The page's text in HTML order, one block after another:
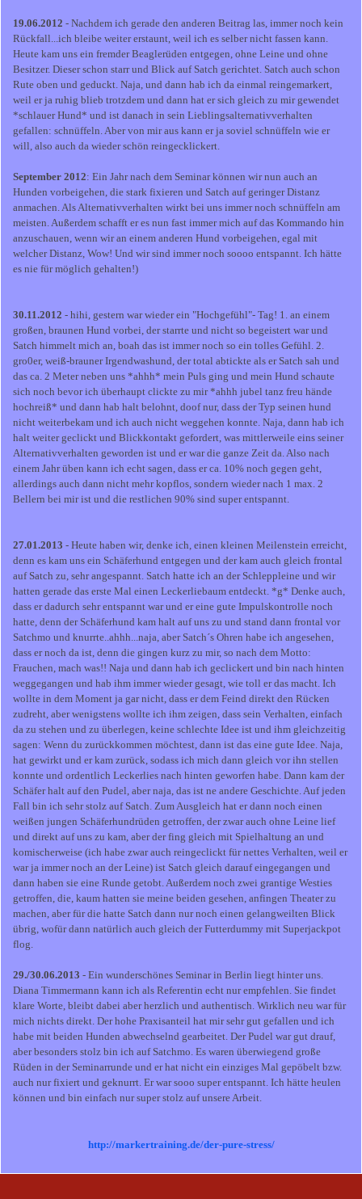
19.06.2012 - Nachdem ich gerade den anderen Beitrag las, immer noch kein
Rückfall...ich bleibe weiter erstaunt, weil ich es selber nicht fassen kann.
Heute kam uns ein fremder Beaglerüden entgegen, ohne Leine und ohne
Besitzer. Dieser schon starr und Blick auf Satch gerichtet. Satch auch schon
Rute oben und geduckt. Naja, und dann hab ich da einmal reingemarkert,
weil er ja ruhig blieb trotzdem und dann hat er sich gleich zu mir gewendet
*schlauer Hund* und ist danach in sein Lieblingsalternativverhalten
gefallen: schnüffeln. Aber von mir aus kann er ja soviel schnüffeln wie er
will, also auch da wieder schön reingecklickert.
September 2012: Ein Jahr nach dem Seminar können wir nun auch an
Hunden vorbeigehen, die stark fixieren und Satch auf geringer Distanz
anmachen. Als Alternativverhalten wirkt bei uns immer noch schnüffeln am
meisten. Außerdem schafft er es nun fast immer mich auf das Kommando hin
anzuschauen, wenn wir an einem anderen Hund vorbeigehen, egal mit
welcher Distanz, Wow! Und wir sind immer noch soooo entspannt. Ich hätte
es nie für möglich gehalten!)
30.11.2012 - hihi, gestern war wieder ein "Hochgefühl"- Tag! 1. an einem
großen, braunen Hund vorbei, der starrte und nicht so begeistert war und
Satch himmelt mich an, boah das ist immer noch so ein tolles Gefühl. 2.
gro0er, weiß-brauner Irgendwashund, der total abtickte als er Satch sah und
das ca. 2 Meter neben uns *ahhh* mein Puls ging und mein Hund schaute
sich noch bevor ich überhaupt clickte zu mir *ahhh jubel tanz freu hände
hochreiß* und dann hab halt belohnt, doof nur, dass der Typ seinen hund
nicht weiterbekam und ich auch nicht weggehen konnte. Naja, dann hab ich
halt weiter geclickt und Blickkontakt gefordert, was mittlerweile eins seiner
Alternativverhalten geworden ist und er war die ganze Zeit da. Also nach
einem Jahr üben kann ich echt sagen, dass er ca. 10% noch gegen geht,
allerdings auch dann nicht mehr kopflos, sondern wieder nach 1 max. 2
Bellern bei mir ist und die restlichen 90% sind super entspannt.
27.01.2013 - Heute haben wir, denke ich, einen kleinen Meilenstein erreicht,
denn es kam uns ein Schäferhund entgegen und der kam auch gleich frontal
auf Satch zu, sehr angespannt. Satch hatte ich an der Schleppleine und wir
hatten gerade das erste Mal einen Leckerliebaum entdeckt. *g* Denke auch,
dass er dadurch sehr entspannt war und er eine gute Impulskontrolle noch
hatte, denn der Schäferhund kam halt auf uns zu und stand dann frontal vor
Satchmo und knurrte..ahhh...naja, aber Satch´s Ohren habe ich angesehen,
dass er noch da ist, denn die gingen kurz zu mir, so nach dem Motto:
Frauchen, mach was!! Naja und dann hab ich geclickert und bin nach hinten
weggegangen und hab ihm immer wieder gesagt, wie toll er das macht. Ich
wollte in dem Moment ja gar nicht, dass er dem Feind direkt den Rücken
zudreht, aber wenigstens wollte ich ihm zeigen, dass sein Verhalten, einfach
da zu stehen und zu überlegen, keine schlechte Idee ist und ihm gleichzeitig
sagen: Wenn du zurückkommen möchtest, dann ist das eine gute Idee. Naja,
hat gewirkt und er kam zurück, sodass ich mich dann gleich vor ihn stellen
konnte und ordentlich Leckerlies nach hinten geworfen habe. Dann kam der
Schäfer halt auf den Pudel, aber naja, das ist ne andere Geschichte. Auf jeden
Fall bin ich sehr stolz auf Satch. Zum Ausgleich hat er dann noch einen
weißen jungen Schäferhundrüden getroffen, der zwar auch ohne Leine lief
und direkt auf uns zu kam, aber der fing gleich mit Spielhaltung an und
komischerweise (ich habe zwar auch reingeclickt für nettes Verhalten, weil er
war ja immer noch an der Leine) ist Satch gleich darauf eingegangen und
dann haben sie eine Runde getobt. Außerdem noch zwei grantige Westies
getroffen, die, kaum hatten sie meine beiden gesehen, anfingen Theater zu
machen, aber für die hatte Satch dann nur noch einen gelangweilten Blick
übrig, wofür dann natürlich auch gleich der Futterdummy mit Superjackpot
flog.
29./30.06.2013 - Ein wunderschönes Seminar in Berlin liegt hinter uns.
Diana Timmermann kann ich als Referentin echt nur empfehlen. Sie findet
klare Worte, bleibt dabei aber herzlich und authentisch. Wirklich neu war für
mich nichts direkt. Der hohe Praxisanteil hat mir sehr gut gefallen und ich
habe mit beiden Hunden abwechselnd gearbeitet. Der Pudel war gut drauf,
aber besonders stolz bin ich auf Satchmo. Es waren überwiegend große
Rüden in der Seminarrunde und er hat nicht ein einziges Mal gepöbelt bzw.
auch nur fixiert und geknurrt. Er war sooo super entspannt. Ich hätte heulen
können und bin einfach nur super stolz auf unsere Arbeit.
http://markertraining.de/der-pure-stress/